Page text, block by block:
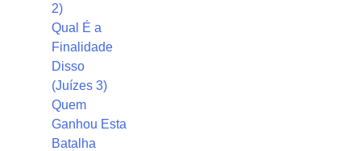
2)
Qual É a
Finalidade
Disso
(Juízes 3)
Quem
Ganhou Esta
Batalha